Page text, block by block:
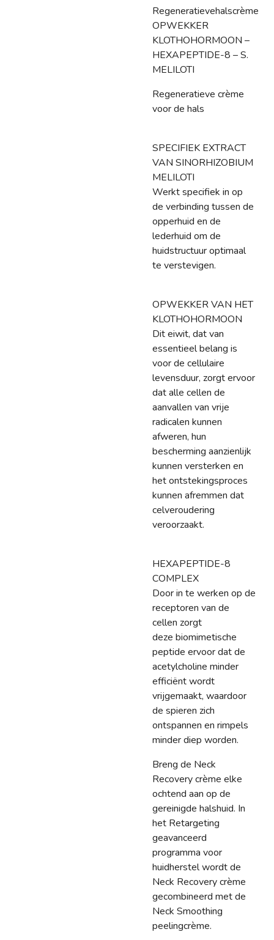
Regeneratievehalscrème
OPWEKKER
KLOTHOHORMOON –
HEXAPEPTIDE-8 – S.
MELILOTI
Regeneratieve crème
voor de hals
SPECIFIEK EXTRACT
VAN SINORHIZOBIUM
MELILOTI
Werkt specifiek in op
de verbinding tussen de
opperhuid en de
lederhuid om de
huidstructuur optimaal
te verstevigen.
OPWEKKER VAN HET
KLOTHOHORMOON
Dit eiwit, dat van
essentieel belang is
voor de cellulaire
levensduur, zorgt ervoor
dat alle cellen de
aanvallen van vrije
radicalen kunnen
afweren, hun
bescherming aanzienlijk
kunnen versterken en
het ontstekingsproces
kunnen afremmen dat
celveroudering
veroorzaakt.
HEXAPEPTIDE-8
COMPLEX
Door in te werken op de
receptoren van de
cellen zorgt
deze biomimetische
peptide ervoor dat de
acetylcholine minder
efficiënt wordt
vrijgemaakt, waardoor
de spieren zich
ontspannen en rimpels
minder diep worden.
Breng de Neck
Recoverycrème elke
ochtend aan op de
gereinigde halshuid. In
het Retargeting
geavanceerd
programma voor
huidherstelwordt de
Neck Recoverycrème
gecombineerd met de
Neck Smoothing
peelingcrème.